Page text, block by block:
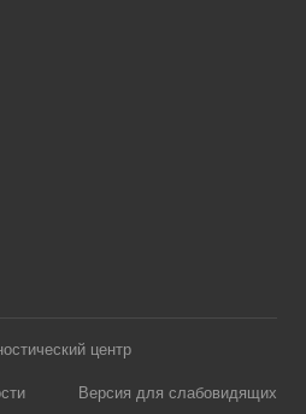
центр
Версия для слабовидящих